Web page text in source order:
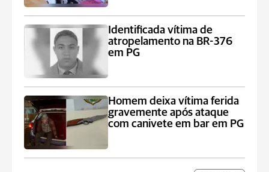
Identificada vítima de
atropelamento na BR-376
em PG
Homem deixa vítima ferida
gravemente após ataque
com canivete em bar em PG